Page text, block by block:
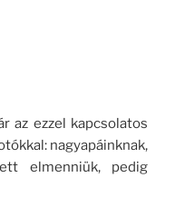
az ezzel kapcsolatos
nagyapáinknak,
elmenniük, pedig